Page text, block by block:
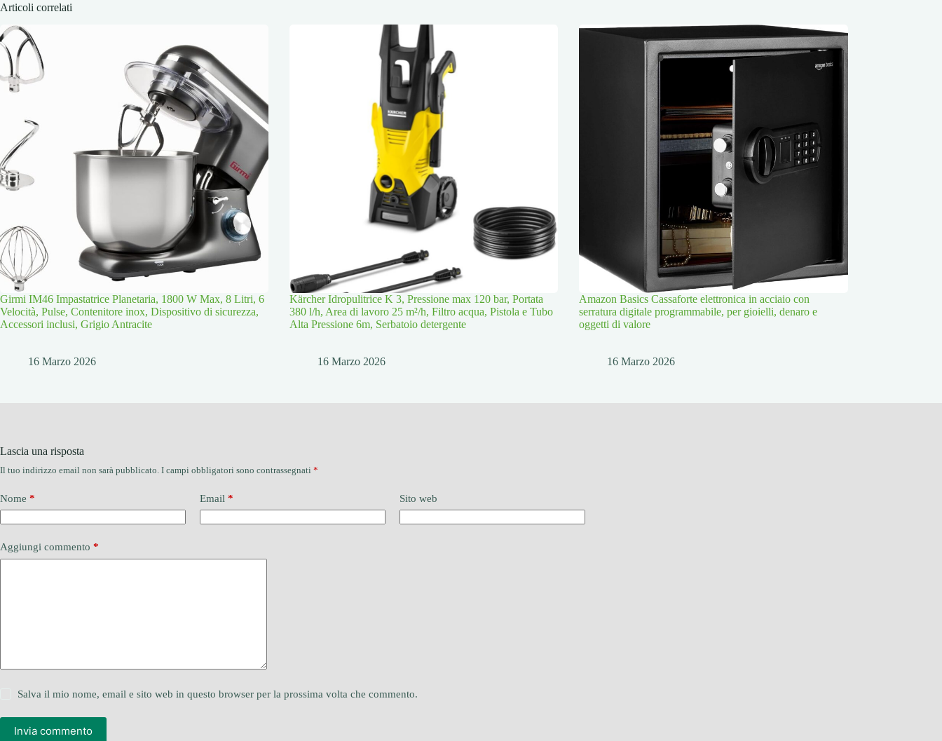
Articoli correlati
Girmi IM46 Impastatrice Planetaria, 1800 W Max, 8 Litri, 6
Velocità, Pulse, Contenitore inox, Dispositivo di sicurezza,
Accessori inclusi, Grigio Antracite
16 Marzo 2026
Kärcher Idropulitrice K 3, Pressione max 120 bar, Portata
380 l/h, Area di lavoro 25 m²/h, Filtro acqua, Pistola e Tubo
Alta Pressione 6m, Serbatoio detergente
16 Marzo 2026
Amazon Basics Cassaforte elettronica in acciaio con
serratura digitale programmabile, per gioielli, denaro e
oggetti di valore
16 Marzo 2026
Lascia una risposta
Il tuo indirizzo email non sarà pubblicato. I campi obbligatori sono contrassegnati *
Nome * Email * Sito web
Aggiungi commento *
Salva il mio nome, email e sito web in questo browser per la prossima volta che commento.
Invia commento